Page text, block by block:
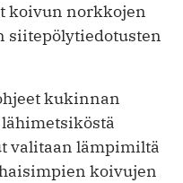
koivun norkkojen
siitepölytiedotusten
kukinnan
valitaan lämpimiltä
koivujen